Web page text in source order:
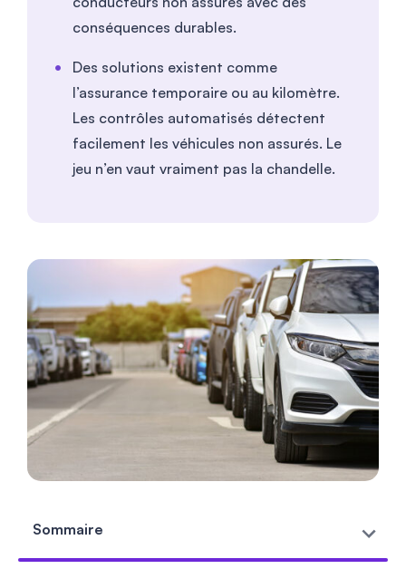
conséquences durables.
Des solutions existent comme
l’assurance temporaire ou au kilomètre.
Les contrôles automatisés détectent
facilement les véhicules non assurés. Le
jeu n’en vaut vraiment pas la chandelle.
Sommaire